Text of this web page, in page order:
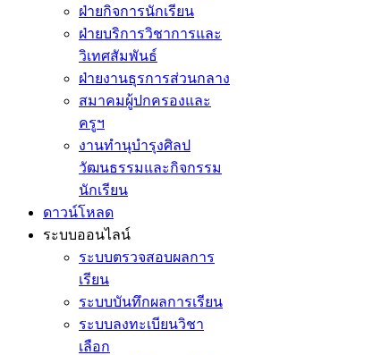
ฝ่ายกิจการนักเรียน
ฝ่ายบริการวิชาการและ
วิเทศสัมพันธ์
ฝ่ายงานธุรการส่วนกลาง
สมาคมผู้ปกครองและ
ครูฯ
งานทำนุบำรุงศิลป
วัฒนธรรมและกิจกรรม
นักเรียน
ดาวน์โหลด
ระบบออนไลน์
ระบบตรวจสอบผลการ
เรียน
ระบบบันทึกผลการเรียน
ระบบลงทะเบียนวิชา
เลือก